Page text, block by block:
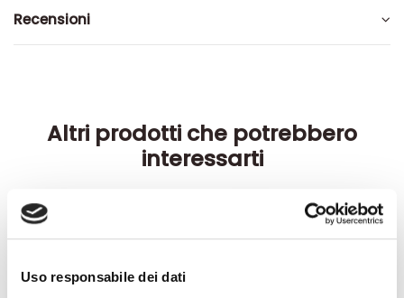
Uso responsabile dei dati
Recensioni
Altri prodotti che potrebbero
interessarti
-42%